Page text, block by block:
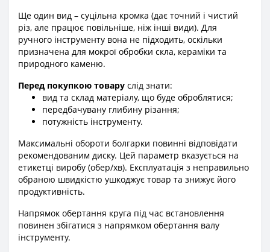
Ще один вид – суцільна кромка (дає точний і чистий
різ, але працює повільніше, ніж інші види). Для
ручного інструменту вона не підходить, оскільки
призначена для мокрої обробки скла, кераміки та
природного каменю.
Перед покупкою товару слід знати:
вид та склад матеріалу, що буде оброблятися;
передбачувану глибину різання;
потужність інструменту.
Максимальні обороти болгарки повинні відповідати
рекомендованим диску. Цей параметр вказується на
етикетці виробу (обер/хв). Експлуатація з неправильно
обраною швидкістю ушкоджує товар та знижує його
продуктивність.
Напрямок обертання круга під час встановлення
повинен збігатися з напрямком обертання валу
інструменту.